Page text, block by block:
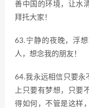
善中国的环境，让水
拜托大家！
63.宁静的夜晚，浮
人，想念我的朋友！
64.我永远相信只要永
上只要有梦想，只要
得如何，不管是这样